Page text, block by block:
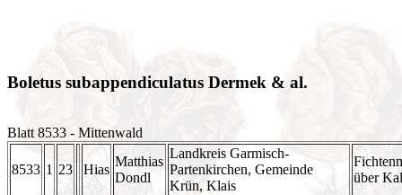
Boletus subappendiculatus Dermek & al.
Blatt 8533 - Mittenwald
8533 1 23 Hias
Matthias
Dondl
Landkreis Garmisch-
Partenkirchen, Gemeinde
Krün, Klais
über